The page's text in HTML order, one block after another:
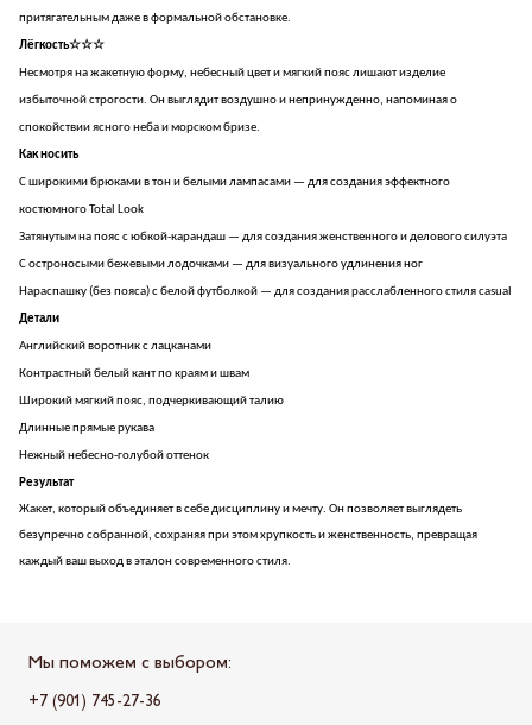
притягательным даже в формальной обстановке.
Лёгкость☆☆☆
Несмотря на жакетную форму, небесный цвет и мягкий пояс лишают изделие
избыточной строгости. Он выглядит воздушно и непринужденно, напоминая о
спокойствии ясного неба и морском бризе.
Как носить
С широкими брюками в тон и белыми лампасами — для создания эффектного
костюмного Total Look
Затянутым на пояс с юбкой-карандаш — для создания женственного и делового силуэта
С остроносыми бежевыми лодочками — для визуального удлинения ног
Нараспашку (без пояса) с белой футболкой — для создания расслабленного стиля casual
Детали
Английский воротник с лацканами
Контрастный белый кант по краям и швам
Широкий мягкий пояс, подчеркивающий талию
Длинные прямые рукава
Нежный небесно-голубой оттенок
Результат
Жакет, который объединяет в себе дисциплину и мечту. Он позволяет выглядеть
безупречно собранной, сохраняя при этом хрупкость и женственность, превращая
каждый ваш выход в эталон современного стиля.
Мы поможем с выбором:
+7 (901) 745-27-36